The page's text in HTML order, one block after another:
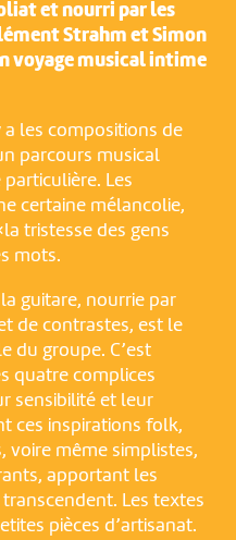
et nourri par les
Strahm et Simon
voyage musical intime
les compositions de
parcours musical
Les
certaine mélancolie,
tristesse des gens
mots.
guitare, nourrie par
de contrastes, est le
du groupe. C’est
quatre complices
sensibilité et leur
ces inspirations folk,
voire même simplistes,
apportant les
Les textes
pièces d’artisanat.